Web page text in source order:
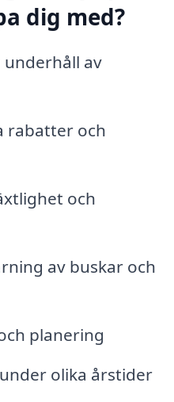
dig med?
underhåll av
rabatter och
och
av buskar och
planering
olika årstider